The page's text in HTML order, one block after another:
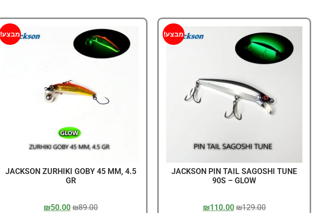
מבצע!
JACKSON PIN TAIL SAGOSHI TUNE
90S – GLOW
₪129.00
₪110.00
מבצע!
JACKSON ZURHIKI GOBY 45 MM, 4.5
GR
₪89.00
₪50.00